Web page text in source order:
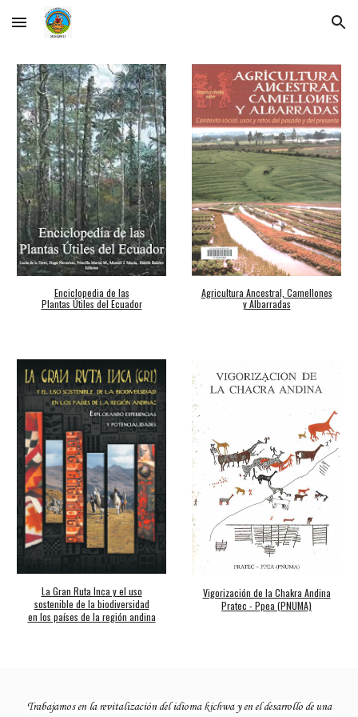
Skip to main content Skip to navigation
Enciclopedia de las
Plantas Útiles del Ecuador
Agricultura Ancestral, Camellones
y Albarradas
La Gran Ruta Inca y el uso
sostenible de la biodiversidad
en los países de la región andina
Vigorización de la Chakra Andina
Pratec - Ppea (PNUMA)
Trabajamos en la revitalización del idioma kichwa y en el desarrollo de una